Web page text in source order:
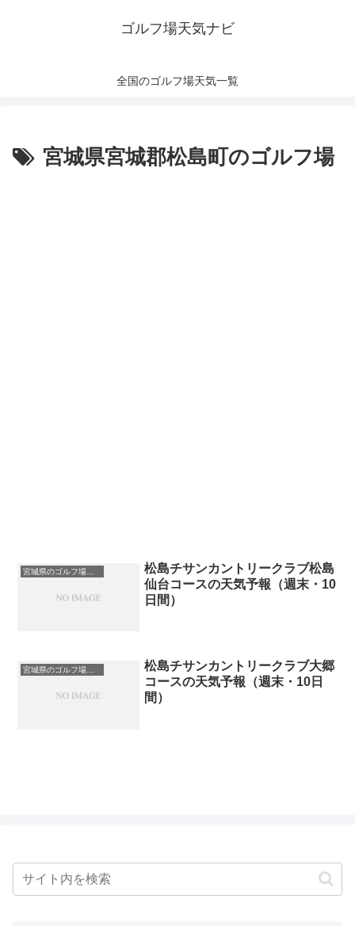
ゴルフ場天気ナビ
全国のゴルフ場天気一覧
宮城県宮城郡松島町のゴルフ場
宮城県のゴルフ場一覧｜距離が長い・広いゴルフ場ランキング
松島チサンカントリークラブ松島
仙台コースの天気予報（週末・10
日間）
宮城県のゴルフ場一覧｜距離が長い・広いゴルフ場ランキング
松島チサンカントリークラブ大郷
コースの天気予報（週末・10日
間）